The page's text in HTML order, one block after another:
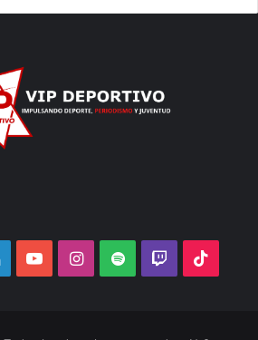
LinkedInYouTubeInstagram
Spotify Twitch